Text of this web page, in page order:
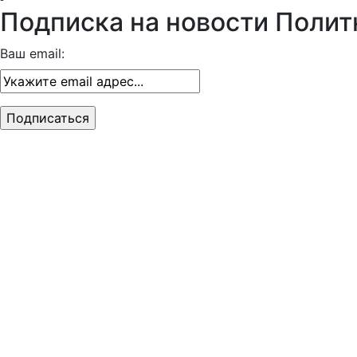
Подписка на новости
Ваш email: